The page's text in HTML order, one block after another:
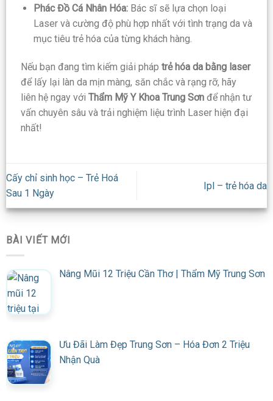
Phác Đồ Cá Nhân Hóa:Bác sĩ sẽ lựa chọn loại
Laser và cường độ phù hợp nhất với tình trạng da và
mục tiêu trẻ hóa của từng khách hàng.
Nếu bạn đang tìm kiếm giải pháp trẻ hóa da bằng laser
để lấy lại làn da mịn màng, săn chắc và rạng rỡ, hãy
liên hệ ngay với Thẩm Mỹ Y Khoa Trung Sơn để nhận tư
vấn chuyên sâu và trải nghiệm liệu trình Laser hiện đại
nhất!
Cấy chỉ sinh học – Trẻ Hoá
Sau 1 Ngày
Ipl – trẻ hóa da
BÀI VIẾT MỚI
Nâng Mũi 12 Triệu Cần Thơ | Thẩm Mỹ Trung Sơn
Ưu Đãi Làm Đẹp Trung Sơn – Hóa Đơn 2 Triệu
Nhận Quà